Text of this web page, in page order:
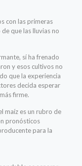
con las primeras
que las lluvias no
sí ha frenado
y esos cultivos no
que la experiencia
decida esperar
firme.
maíz es un rubro de
pronósticos
para la